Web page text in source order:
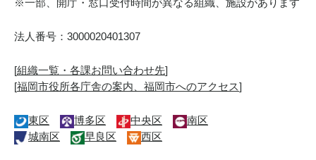
法人番号：3000020401307
[組織一覧・各課お問い合わせ先]
[福岡市役所各庁舎の案内、福岡市へのアクセス]
東区 博多区 中央区
南区
城南区
早良区 西区